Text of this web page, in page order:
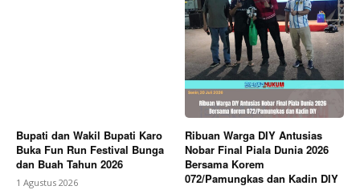
Bupati dan Wakil Bupati Karo
Buka Fun Run Festival Bunga
dan Buah Tahun 2026
1 Agustus 2026
Ribuan Warga DIY Antusias
Nobar Final Piala Dunia 2026
Bersama Korem
072/Pamungkas dan Kadin DIY